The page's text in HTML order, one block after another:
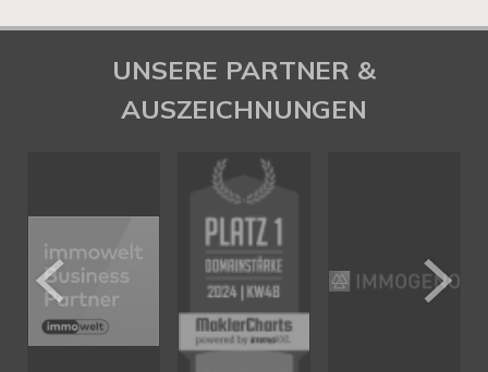
UNSERE PARTNER &
AUSZEICHNUNGEN